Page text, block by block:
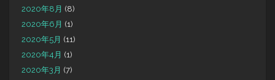
2020年8月 (8)
2020年6月 (1)
2020年5月 (11)
2020年4月 (1)
2020年3月 (7)